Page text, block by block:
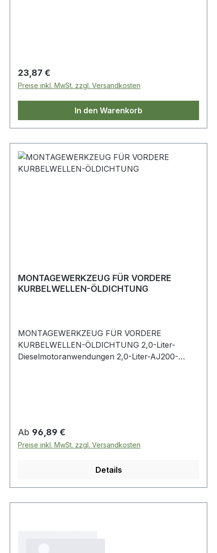
Regulärer Preis:
23,87 €
Preise inkl. MwSt. zzgl. Versandkosten
In den Warenkorb
MONTAGEWERKZEUG FÜR VORDERE
KURBELWELLEN-ÖLDICHTUNG
MONTAGEWERKZEUG FÜR VORDERE
KURBELWELLEN-ÖLDICHTUNG 2,0-Liter-
Dieselmotoranwendungen 2,0-Liter-AJ200-
Regulärer Preis:
Ab 96,89 €
Preise inkl. MwSt. zzgl. Versandkosten
Details